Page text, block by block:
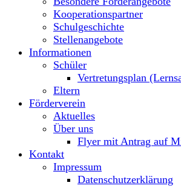
Kooperationspartner
Schulgeschichte
Stellenangebote
Informationen
Schüler
Vertretungsplan
Eltern
Förderverein
Aktuelles
Über uns
Flyer mit Antrag auf
Kontakt
Impressum
Datenschutzerklärung